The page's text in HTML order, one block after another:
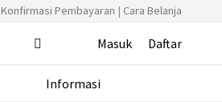
Konfirmasi Pembayaran | Cara Belanja
Masuk Daftar
Informasi